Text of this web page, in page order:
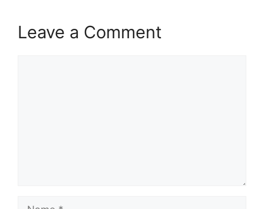
Leave a Comment
Name